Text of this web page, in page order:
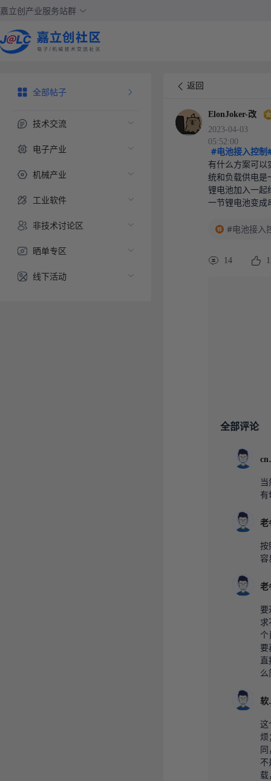
嘉立创产业服务站群
全部帖子
技术交流
电子产业
机械产业
工业软件
非技术讨论区
晒单专区
线下活动
返回
ElonJoker-改
2023-04-03
05:52:00
#电池接入控制
有什么方案可
统和负载供电是
锂电池加入一起
一节锂电池变
#电池接入
14
全部评论
按
容
这